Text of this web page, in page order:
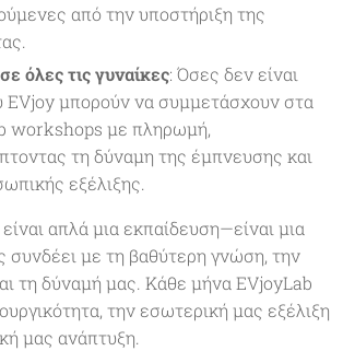
από την υποστήριξη της
όλες τις γυναίκες: Όσες δεν είναι
EVjoy μπορούν να συμμετάσχουν στα
workshops με πληρωμή,
τη δύναμη της έμπνευσης και
εξέλιξης.
απλά μια εκπαίδευση—είναι μια
συνδέει με τη βαθύτερη γνώση, την
τη δύναμή μας. Κάθε μήνα EVjoyLab
την εσωτερική μας εξέλιξη
μας ανάπτυξη.